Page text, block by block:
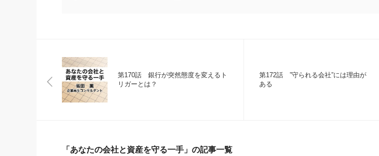
第170話 銀行が突然態度を変えるト
リガーとは？
第172話 ”守られる会社”には理由が
ある
「あなたの会社と資産を守る一手」の記事一覧